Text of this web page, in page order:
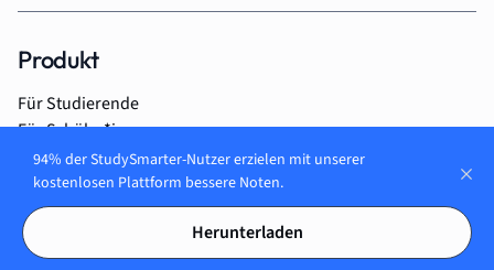
Produkt
Für Studierende
Für Schüler*innen
Für Auszubildende
Für Unternehmen
Für Lehrer*innen
Für Eltern
94% der StudySmarter-Nutzer erzielen mit unserer
kostenlosen Plattform bessere Noten.
Herunterladen